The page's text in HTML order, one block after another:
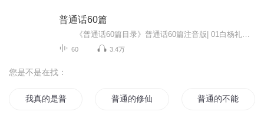
普通话60篇
60 3.4万
您是不是在找：
我真的是普通人啊 普通的修仙 普通的不能再普